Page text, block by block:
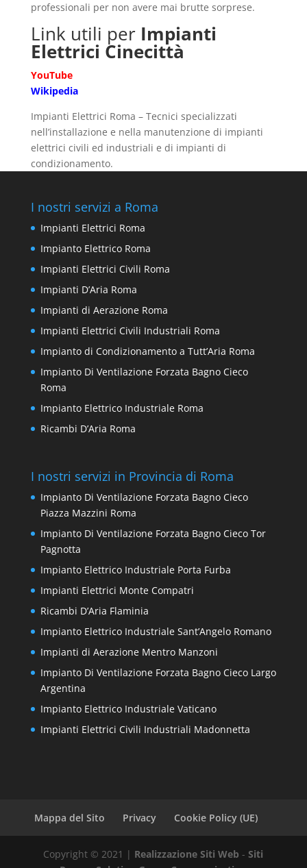
professionali per non avere mai brutte sorprese.
Link utili per Impianti
Elettrici Cinecittà
YouTube
Wikipedia
Impianti Elettrici Roma – Tecnici specializzati
nell’installazione e nella manutenzione di impianti
elettrici civili ed industriali e di impianti di
condizionamento.
I nostri servizi a Roma
Impianti Elettrici Roma
Impianto Elettrico Roma
Impianti Elettrici Civili Roma
Impianti D’Aria Roma
Impianti di Aerazione Roma
Impianti Elettrici Civili Industriali Roma
Impianto di Condizionamento a Tutt’Aria Roma
Impianto Di Ventilazione Forzata Bagno Cieco
Roma
Impianto Elettrico Industriale Roma
Ricambi D’Aria Roma
I nostri servizi in Provincia di Roma
Impianto Di Ventilazione Forzata Bagno Cieco
Piazza Mazzini Roma
Impianto Di Ventilazione Forzata Bagno Cieco Tor
Pagnotta
Impianto Elettrico Industriale Porta Furba
Impianti Elettrici Monte Compatri
Ricambi D’Aria Flaminia
Impianto Elettrico Industriale Sant’Angelo Romano
Impianti di Aerazione Mentro Manzoni
Impianto Di Ventilazione Forzata Bagno Cieco Largo
Argentina
Impianto Elettrico Industriale Vaticano
Impianti Elettrici Civili Industriali Madonnetta
Mappa del Sito Privacy Cookie Policy (UE)
Copyright © 2021 | Realizzazione Siti Web -Siti